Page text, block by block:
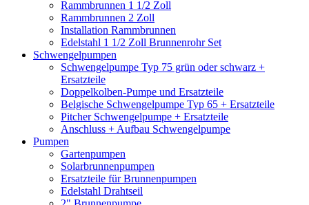
Rammbrunnen 1 1/2 Zoll
Rammbrunnen 2 Zoll
Installation Rammbrunnen
Edelstahl 1 1/2 Zoll Brunnenrohr Set
Schwengelpumpen
Schwengelpumpe Typ 75 grün oder schwarz +
Ersatzteile
Doppelkolben-Pumpe und Ersatzteile
Belgische Schwengelpumpe Typ 65 + Ersatzteile
Pitcher Schwengelpumpe + Ersatzteile
Anschluss + Aufbau Schwengelpumpe
Pumpen
Gartenpumpen
Solarbrunnenpumpen
Ersatzteile für Brunnenpumpen
Edelstahl Drahtseil